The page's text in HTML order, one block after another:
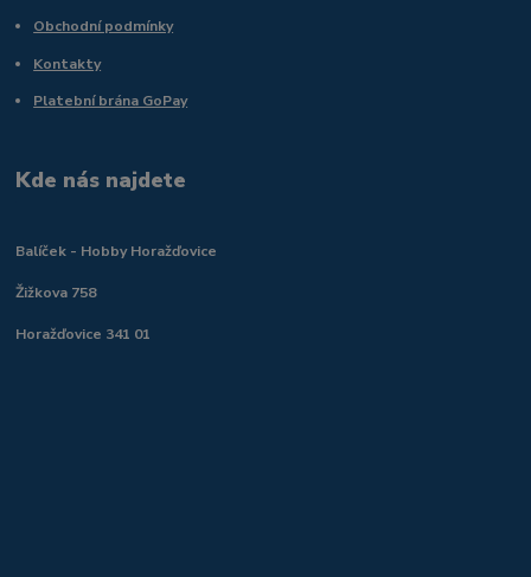
Obchodní podmínky
Kontakty
Platební brána GoPay
Kde nás najdete
Balíček - Hobby Horažďovice
Žižkova 758
Horažďovice 341 01